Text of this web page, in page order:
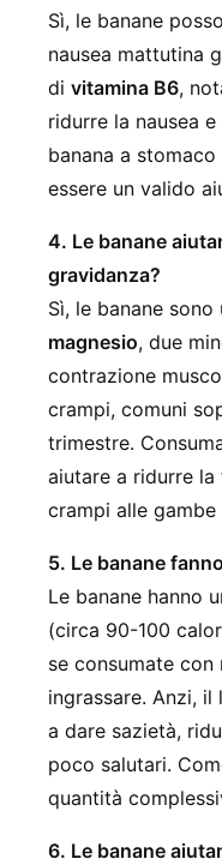
Sì, le banane
nausea mattutina
di vitamina B6,
ridurre la nausea
banana a
essere un valido
4. Le banane
gravidanza?
Sì, le banane
magnesio, due
contrazione
crampi, comuni
trimestre.
aiutare a ridurre
crampi alle gambe
5. Le banane
Le banane hanno
(circa 90-100
se consumate con
ingrassare. Anzi,
a dare sazietà,
poco salutari.
quantità
6. Le banane